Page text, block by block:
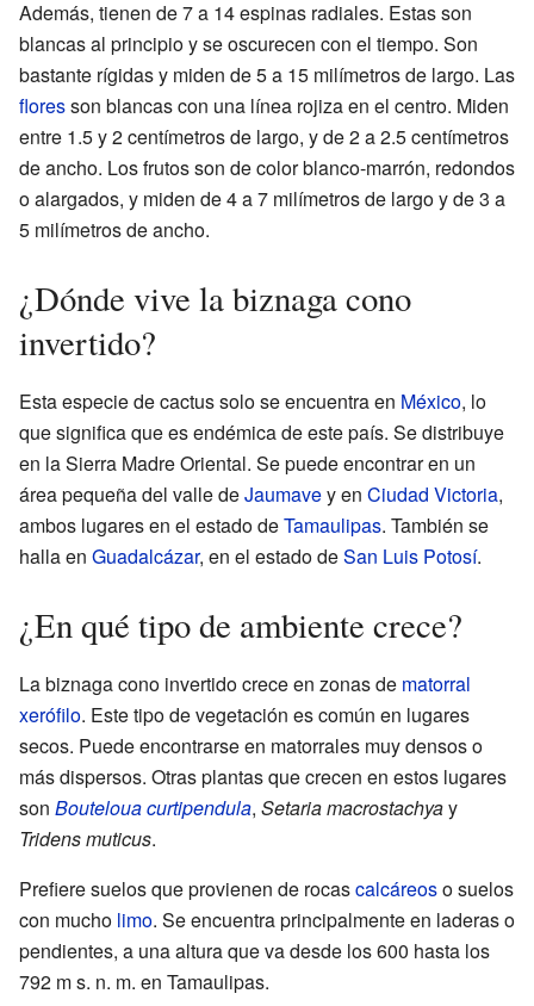
Además, tienen de 7 a 14 espinas radiales. Estas son
blancas al principio y se oscurecen con el tiempo. Son
bastante rígidas y miden de 5 a 15 milímetros de largo. Las
floresson blancas con una línea rojiza en el centro. Miden
entre 1.5 y 2 centímetros de largo, y de 2 a 2.5 centímetros
de ancho. Los frutos son de color blanco-marrón, redondos
o alargados, y miden de 4 a 7 milímetros de largo y de 3 a
5 milímetros de ancho.
¿Dónde vive la biznaga cono
invertido?
Esta especie de cactus solo se encuentra en México, lo
que significa que es endémica de este país. Se distribuye
en la Sierra Madre Oriental. Se puede encontrar en un
área pequeña del valle deJaumavey en Ciudad Victoria,
ambos lugares en el estado deTamaulipas. También se
halla en Guadalcázar, en el estado deSan Luis Potosí.
¿En qué tipo de ambiente crece?
La biznaga cono invertido crece en zonas de matorral
xerófilo. Este tipo de vegetación es común en lugares
secos. Puede encontrarse en matorrales muy densos o
más dispersos. Otras plantas que crecen en estos lugares
son Bouteloua curtipendula, Setaria macrostachyay
Tridens muticus.
Prefiere suelos que provienen de rocascalcáreoso suelos
con mucho limo. Se encuentra principalmente en laderas o
pendientes, a una altura que va desde los 600 hasta los
792 m s. n. m. en Tamaulipas.